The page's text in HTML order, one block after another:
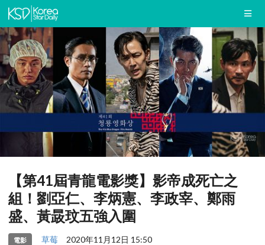
【第41屆青龍電影獎】影帝成死亡之
組！劉亞仁、李炳憲、李政宰、鄭雨
盛、黃晸玟五強入圍
電影 草莓 2020年11月12日 15:50